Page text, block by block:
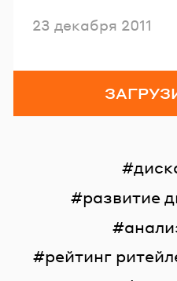
Опубликовано
23 декабря 2011
развитие
рейтинг